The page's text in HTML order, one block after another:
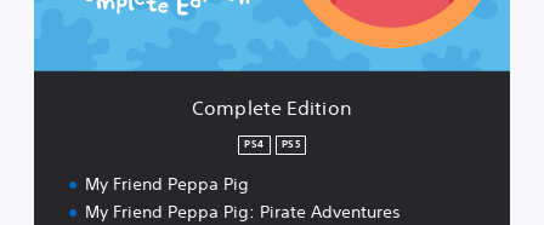
t
Complete Edition
PS4 PS5
My Friend Peppa Pig
My Friend Peppa Pig: Pirate Adventures